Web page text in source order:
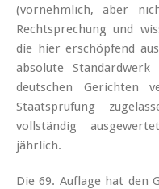
(vornehmlich, aber
Rechtsprechung und
die hier erschöpfend
absolute
deutschen Gerichten
Staatsprüfung
vollständig
jährlich.
Die 69. Auflage hat den